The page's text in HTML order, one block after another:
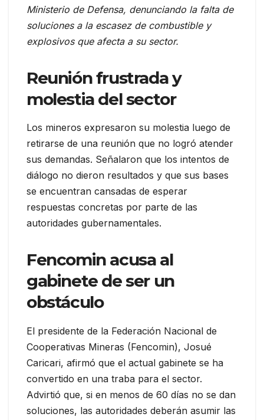
Ministerio de Defensa, denunciando la falta de
soluciones a la escasez de combustible y
explosivos que afecta a su sector.
Reunión frustrada y
molestia del sector
Los mineros expresaron su molestia luego de
retirarse de una reunión que no logró atender
sus demandas. Señalaron que los intentos de
diálogo no dieron resultados y que sus bases
se encuentran cansadas de esperar
respuestas concretas por parte de las
autoridades gubernamentales.
Fencomin acusa al
gabinete de ser un
obstáculo
El presidente de la Federación Nacional de
Cooperativas Mineras (Fencomin), Josué
Caricari, afirmó que el actual gabinete se ha
convertido en una traba para el sector.
Advirtió que, si en menos de 60 días no se dan
soluciones, las autoridades deberán asumir las